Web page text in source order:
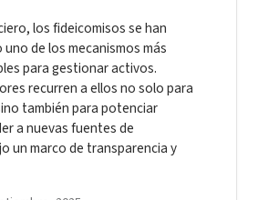
los fideicomisos se han
de los mecanismos más
para gestionar activos.
recurren a ellos no solo para
también para potenciar
a nuevas fuentes de
un marco de transparencia y